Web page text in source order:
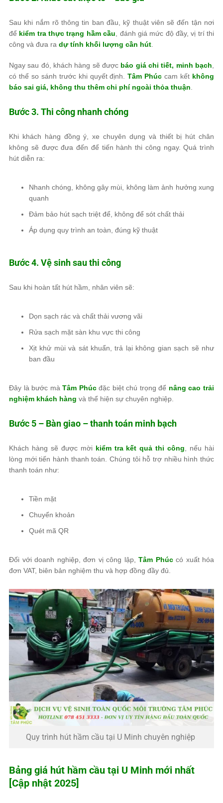
Sau khi nắm rõ thông tin ban đầu, kỹ thuật viên sẽ đến tận nơi
để kiểm tra thực trạng hầm cầu , đánh giá mức độ đầy, vị trí thi
công và đưa ra dự tính khối lượng cần hút
Ngay sau đó, khách hàng sẽ được báo giá chi tiết, minh bạch
có thể so sánh trước khi quyết định.Tâm Phúc cam kết không
báo sai giá, không thu thêm chi phí ngoài thỏa thuận
Bước 3. Thi công nhanh chóng
Khi khách hàng đồng ý, xe chuyên dụng và thiết bị hút chân
không sẽ được đưa đến để tiến hành thi công ngay. Quá trình
hút diễn ra:
Nhanh chóng, không gây mùi, không làm ảnh hưởng xung
quanh
Đảm bảo hút sạch triệt để, không để sót chất thải
Áp dụng quy trình an toàn, đúng kỹ thuật
Bước 4. Vệ sinh sau thi công
Sau khi hoàn tất hút hầm, nhân viên sẽ:
Dọn sạch rác và chất thải vương vãi
Rửa sạch mặt sàn khu vực thi công
Xịt khử mùi và sát khuẩn, trả lại không gian sạch sẽ như
ban đầu
Đây là bước màTâm Phúcđặc biệt chú trọng để nâng cao trải
nghiệm khách hàng và thể hiện sự chuyên nghiệp.
Bước 5 – Bàn giao – thanh toán minh bạch
Khách hàng sẽ được mời kiểm tra kết quả thi công , nếu hài
lòng mới tiến hành thanh toán. Chúng tôi hỗ trợ nhiều hình thức
thanh toán như:
Tiền mặt
Chuyển khoản
Quét mã QR
Đối với doanh nghiệp, đơn vị công lập, Tâm Phúccó xuất hóa
đơn VAT, biên bản nghiệm thu và hợp đồng đầy đủ.
Quy trình hút hầm cầu tại U Minh chuyên nghiệp
Bảng giá hút hầm cầu tại U Minh mới nhất
[Cập nhật 2025]